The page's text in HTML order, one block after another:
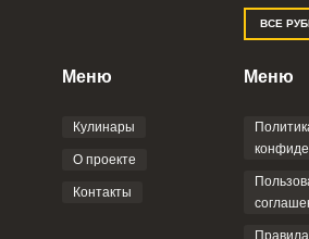
ВСЕ
Меню
Кулинары
О проекте
Контакты
Меню